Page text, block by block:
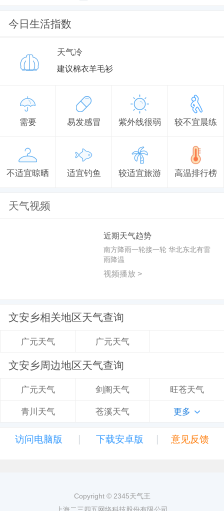
今日生活指数
天气冷
建议棉衣羊毛衫
需要 易发感冒 紫外线很弱 较不宜晨练
不适宜晾晒 适宜钓鱼 较适宜旅游 高温排行榜
天气视频
近期天气趋势
南方降雨一轮接一轮 华北东北有雷
雨降温
视频播放 >
文安乡相关地区天气查询
广元天气 广元天气
文安乡周边地区天气查询
广元天气 剑阁天气 旺苍天气
青川天气 苍溪天气 更多
访问电脑版 | 下载安卓版 | 意见反馈
Copyright © 2345天气王